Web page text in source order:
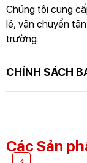
Chúng tôi cung
lẻ, vận chuyển
trường.
CHÍNH SÁCH
GỬI
Các Sản